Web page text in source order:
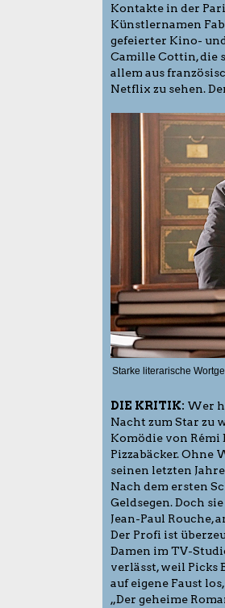
Kontakte in der
Künstlernamen
gefeierter Kino-
Camille Cottin, die
allem aus
Netflix zu sehen.
Starke literarische
DIE KRITIK: Wer
Nacht zum Star zu
Komödie von Rémi
Pizzabäcker.
seinen letzten
Nach dem ersten
Geldsegen. Doch
Jean-Paul
Der Profi ist
Damen im TV-
verlässt, weil Picks
auf eigene Faust
„Der geheime